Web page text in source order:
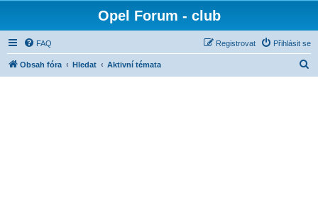
Opel Forum - club
FAQ Přihlásit se
Registrovat
Obsah fóra Hledat Aktivní témata